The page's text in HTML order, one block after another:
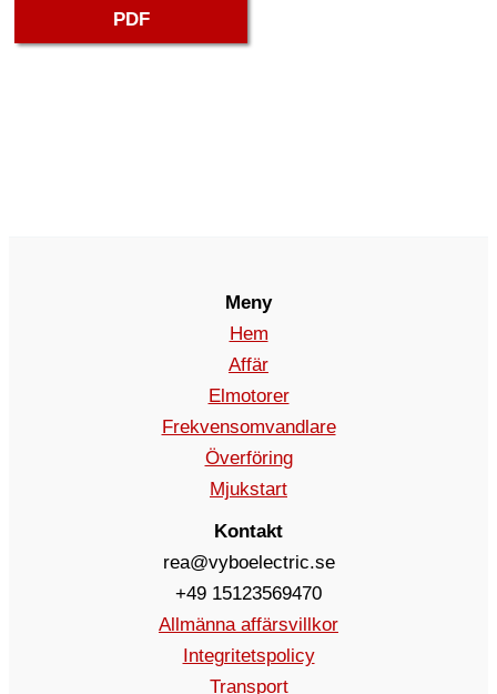
PDF
Meny
Hem
Affär
Elmotorer
Frekvensomvandlare
Överföring
Mjukstart
Kontakt
rea@vyboelectric.se
+49 15123569470
Allmänna affärsvillkor
Integritetspolicy
Transport